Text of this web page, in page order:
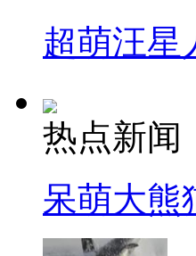
超萌汪星
热点新闻
呆萌大熊